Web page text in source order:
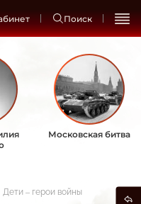
Поиск
Московская битва
Дети – герои войны